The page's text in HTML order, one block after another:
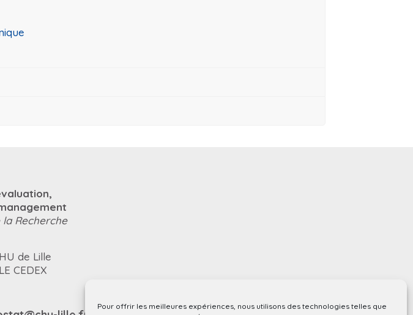
Pour offrir les meilleures expériences, nous utilisons des technologies telles que
la Recherche
de Lille
CEDEX